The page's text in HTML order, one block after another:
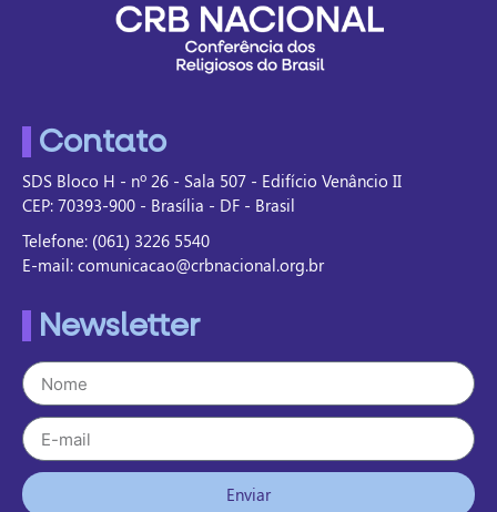
Contato
SDS Bloco H - nº 26 - Sala 507 - Edifício Venâncio II
CEP: 70393-900 - Brasília - DF - Brasil
Telefone: (061) 3226 5540
E-mail: comunicacao@crbnacional.org.br
Newsletter
Enviar